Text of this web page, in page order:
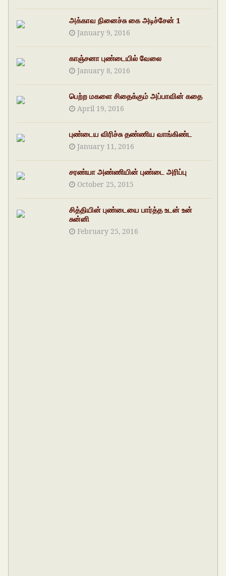
அக்காவ நினைச்சு கை அடிச்சேன் 1
January 9, 2016
காஞ்சனா புண்டையில் வேலை
January 8, 2016
பெற்ற மகளை சிதைக்கும் அப்பாவின் கதை
April 19, 2016
புண்டைய விரிச்சு தண்ணிய வாங்கிண்ட
January 11, 2016
சரண்யா அண்ணியின் புண்டை அரிப்பு
October 25, 2015
சித்தியின் புண்டையை பார்த்த உடன் உன்
சுன்னி
February 25, 2016